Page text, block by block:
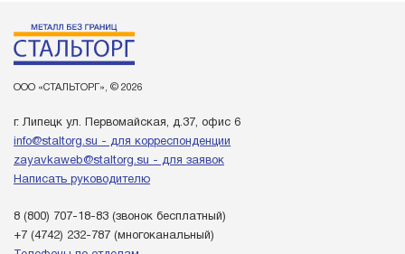
ООО «СТАЛЬТОРГ», © 2026
г. Липецк ул. Первомайская, д.37, офис 6
info@staltorg.su - для корреспонденции
zayavkaweb@staltorg.su - для заявок
Написать руководителю
8 (800) 707-18-83 (звонок бесплатный)
+7 (4742) 232-787 (многоканальный)